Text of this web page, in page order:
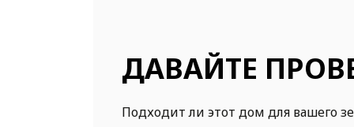
ДАВАЙТЕ
Подходит ли этот дом для вашего